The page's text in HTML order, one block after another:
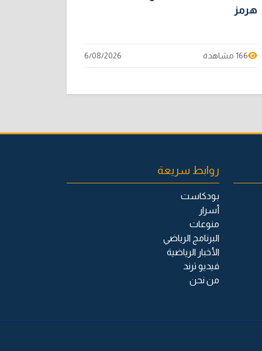
هرمز
166 مشاهدة 6/08/2026
روابط سريعة
بودكاست
أسرار
منوعات
البرنامج الرياضي
الأخبار الرياضية
فيديو ترند
من نحن